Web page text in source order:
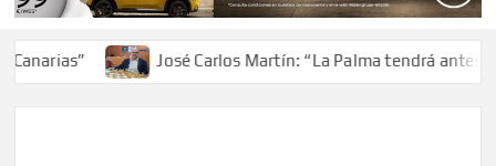
José Carlos Martín: “La Palma tendrá antes de